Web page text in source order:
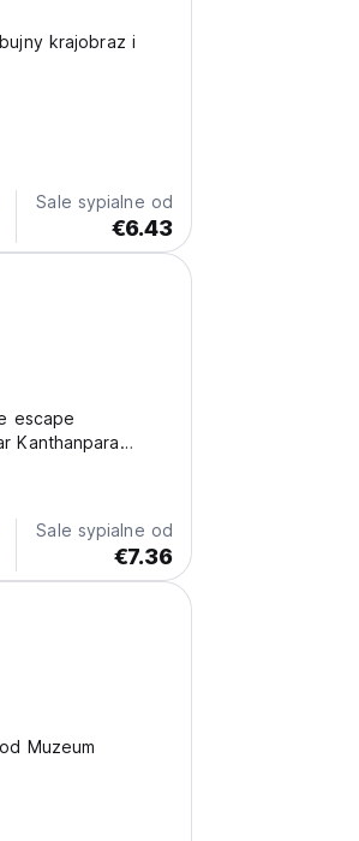
krajobraz i
Sale sypialne od
€6.43
escape
Kanthanpara
Sale sypialne od
€7.36
Muzeum